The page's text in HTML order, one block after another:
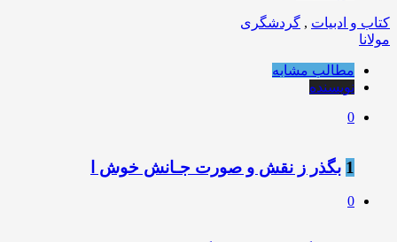
کتاب و ادبیات , گردشگری
مولانا
مطالب مشابه
نویسنده
0
1 بگذر ز نقش و صورت جـانش خوش ا
0